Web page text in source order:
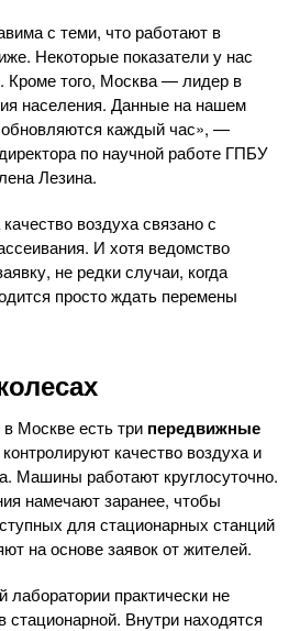
с теми, что работают в
Некоторые показатели у нас
Кроме того, Москва — лидер в
населения. Данные на нашем
каждый час», —
по научной работе ГПБУ
Лезина.
воздуха связано с
И хотя ведомство
не редки случаи, когда
просто ждать перемены
Москве есть три передвижные
качество воздуха и
Машины работают круглосуточно.
намечают заранее, чтобы
для стационарных станций
на основе заявок от жителей.
лаборатории практически не
стационарной. Внутри находятся